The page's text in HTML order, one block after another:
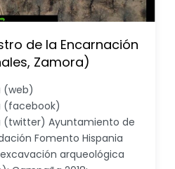
de la Encarnación
Zamora)
(web)
(facebook)
(twitter) Ayuntamiento de
Fomento Hispania
arqueológica